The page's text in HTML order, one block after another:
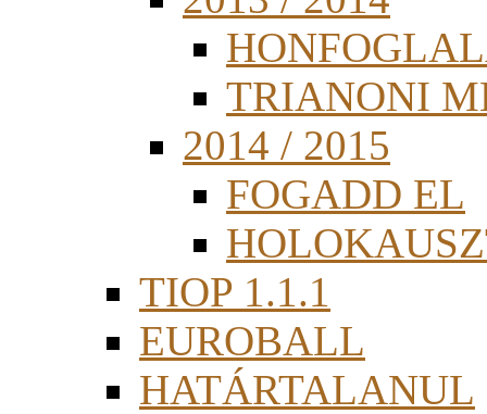
TRIANONI
2014 / 2015
FOGADD EL
TIOP 1.1.1
EUROBALL
HATÁRTALANUL